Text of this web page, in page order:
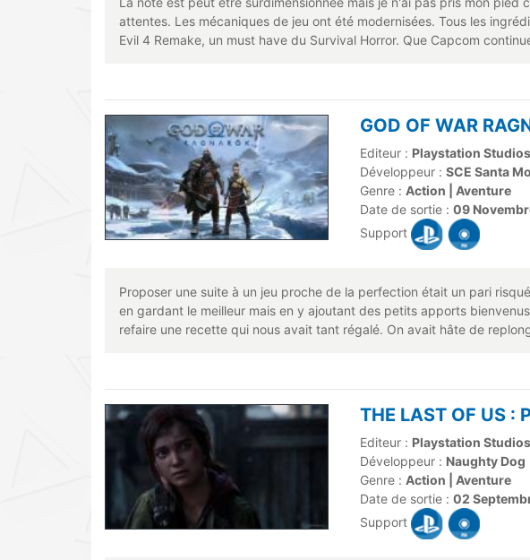
attentes. Les mécaniques de jeu ont été modernisées. Tous les
Evil 4 Remake, un must have du Survival Horror. Que Capcom
GOD OF WAR
Editeur : Playstation Studios
Développeur : SCE Santa
Genre : Action | Aventure
Date de sortie : 09
Support
Proposer une suite à un jeu proche de la perfection était un pari
en gardant le meilleur mais en y ajoutant des petits apports
refaire une recette qui nous avait tant régalé. On avait hâte de
THE LAST OF US :
Editeur : Playstation Studios
Développeur : Naughty Dog
Genre : Action | Aventure
Date de sortie : 02
Support